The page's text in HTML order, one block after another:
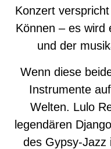
Konzert
Können – es wird
und der
Wenn diese
Instrumente
Welten. Lulo
legendären
des Gypsy-Jazz